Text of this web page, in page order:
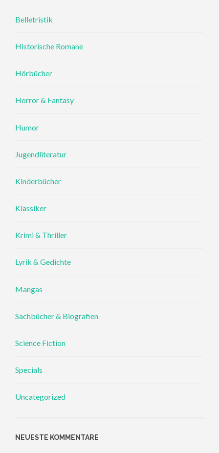
Belletristik
Historische Romane
Hörbücher
Horror & Fantasy
Humor
Jugendliteratur
Kinderbücher
Klassiker
Krimi & Thriller
Lyrik & Gedichte
Mangas
Sachbücher & Biografien
Science Fiction
Specials
Uncategorized
NEUESTE KOMMENTARE